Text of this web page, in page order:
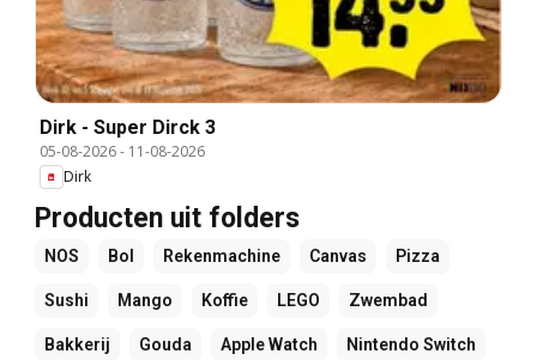
Dirk - Super Dirck 3
05-08-2026- 11-08-2026
Dirk
Producten uit folders
NOS Bol Rekenmachine Canvas Pizza
Sushi Mango Koffie LEGO Zwembad
Bakkerij Gouda Apple Watch Nintendo Switch